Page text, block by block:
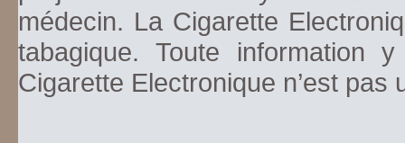
médecin. La Cigarette
tabagique. Toute information
Cigarette Electronique n’est pas